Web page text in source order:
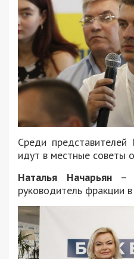
Среди
идут в местные советы
Наталья Начарьян–
руководитель фракции